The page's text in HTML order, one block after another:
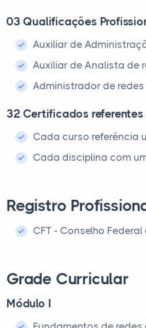
03 Qualificações
Auxiliar de
Auxiliar de Analista de
Administrador de
32 Certificados
Cada curso referência
Cada disciplina com
Registro
CFT - Conselho
Grade Curricular
Módulo I